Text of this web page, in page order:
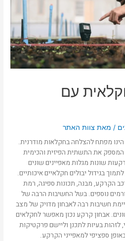
עם
/ מאת צוות האתר
מפתח להצלחה בחקלאות מודרנית.
את התשתית הפיזית והכימית
שונות מגלות מאפיינים שונים
בגידול יבולים חקלאיים איכותיים.
הקרקע, מבנה, תכונות ספיגה, רמת
נוספים. בשל החשיבות הרבה של
חשיבות רבה לאבחון מדויק של מצב
אבחון קרקע נכון מאפשר לחקלאים
בעיות לתכנן וליישם פרקטיקות
ספציפי למאפייני הקרקע.